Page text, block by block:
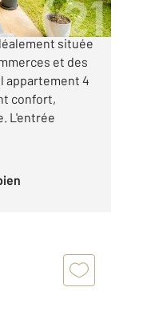
2014,
située
et des
appartement 4
confort,
L'entrée